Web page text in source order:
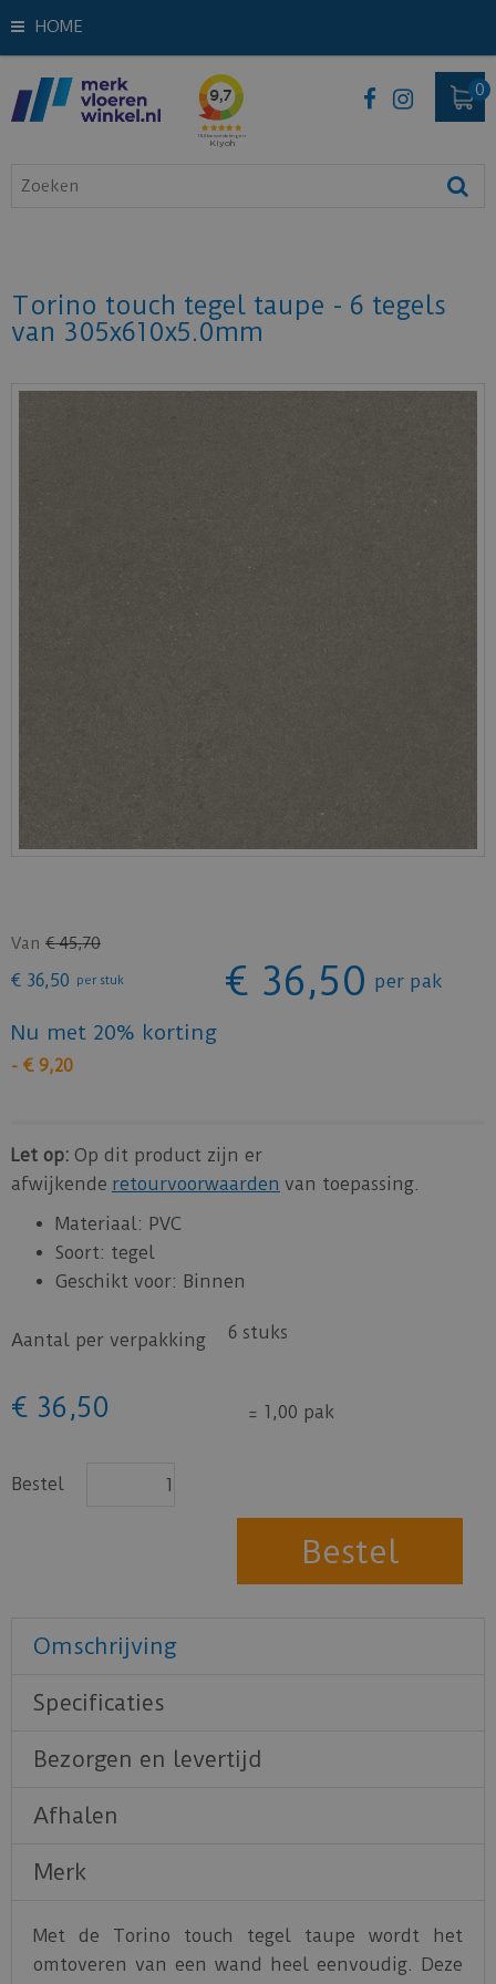
HOME
Torino touch tegel taupe - 6 tegels
van 305x610x5.0mm
Van € 45,70
€ 36,50 per stuk € 36,50 per pak
Nu met 20% korting
- € 9,20
Let op: Op dit product zijn er
afwijkende retourvoorwaarden van toepassing.
Materiaal: PVC
Soort: tegel
Geschikt voor: Binnen
Aantal per verpakking 6 stuks
€ 36 ,50 = 1,00 pak
Bestel
Omschrijving
Specificaties
Bezorgen en levertijd
Afhalen
Merk
Met de Torino touch tegel taupe wordt het
omtoveren van een wand heel eenvoudig. Deze